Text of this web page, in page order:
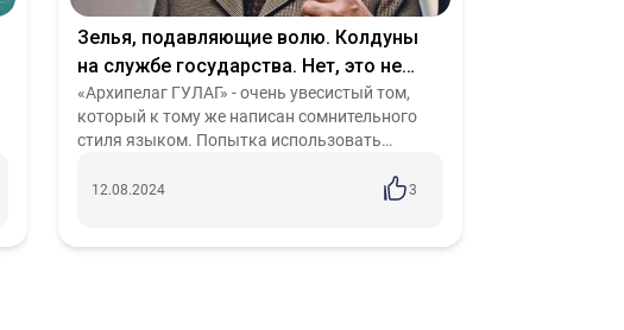
Зелья, подавляющие волю. Колдуны
на службе государства. Нет, это не
фантазии. Это «неполживые» байки
Солженицына
«Архипелаг ГУЛАГ» - очень увесистый том,
который к тому же написан сомнительного
стиля языком. Попытка использовать
художественный стиль с публицистическим и
12.08.2024 3